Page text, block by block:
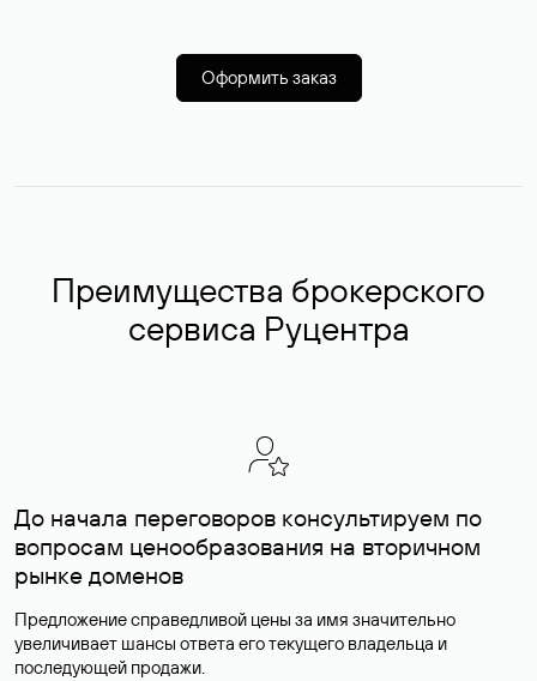
Оформить заказ
Преимущества брокерского
сервиса Руцентра
До начала переговоров консультируем по
вопросам ценообразования на вторичном
рынке доменов
Предложение справедливой цены за имя значительно
увеличивает шансы ответа его текущего владельца и
последующей продажи.